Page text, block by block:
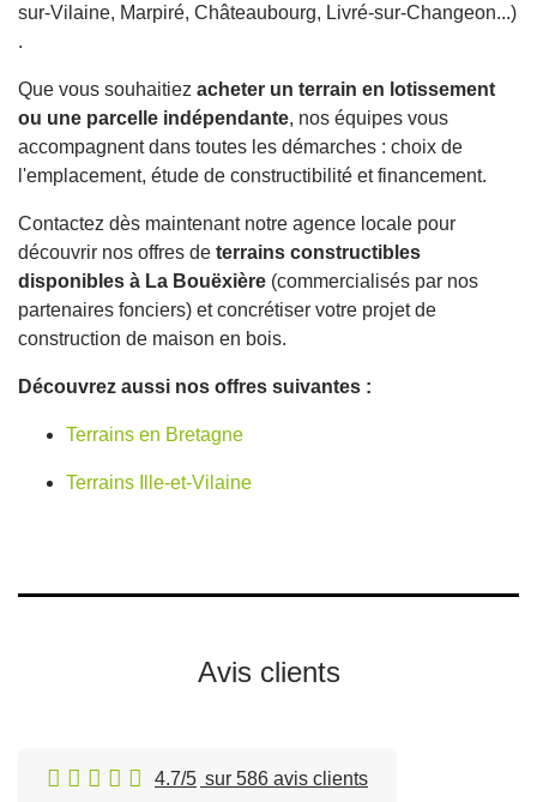
sur-Vilaine, Marpiré, Châteaubourg, Livré-sur-Changeon...)
.
Que vous souhaitiez acheter un terrain en lotissement
ou une parcelle indépendante, nos équipes vous
accompagnent dans toutes les démarches : choix de
l'emplacement, étude de constructibilité et financement.
Contactez dès maintenant notre agence locale pour
découvrir nos offres de terrains constructibles
disponibles à La Bouëxière (commercialisés par nos
partenaires fonciers) et concrétiser votre projet de
construction de maison en bois.
Découvrez aussi nos offres suivantes :
Terrains en Bretagne
Terrains Ille-et-Vilaine
Avis clients
4.7/5 sur 586 avis clients